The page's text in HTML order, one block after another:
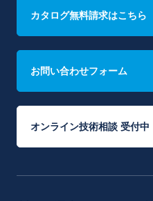
カタログ無料請求はこちら
お問い合わせフォーム
オンライン技術相談 受付中